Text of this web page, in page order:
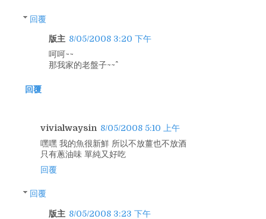
回覆
版主 8/05/2008 3:20 下午
呵呵~~
那我家的老盤子~~^^
回覆
vivialwaysin 8/05/2008 5:10 上午
嘿嘿 我的魚很新鮮 所以不放薑也不放酒
只有蔥油味 單純又好吃
回覆
回覆
版主 8/05/2008 3:23 下午